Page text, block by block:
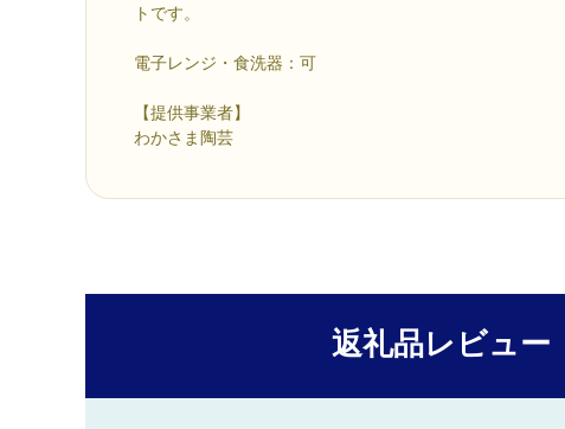
トです。
電子レンジ・食洗器：可
【提供事業者】
わかさま陶芸
返礼品レビュー